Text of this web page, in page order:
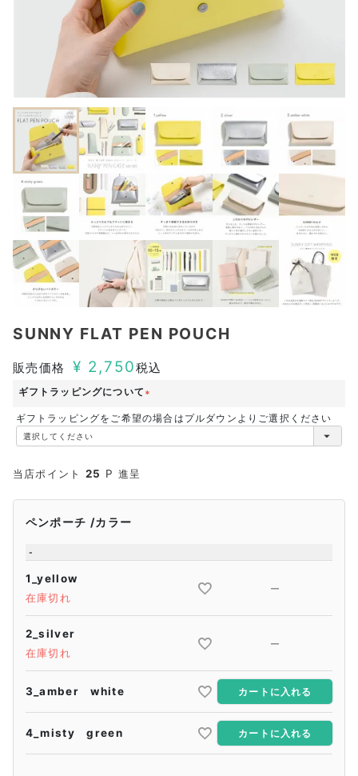
SUNNY FLAT PEN POUCH
販売価格 ¥ 2,750税込
ギフトラッピングについて
必
須
ギフトラッピングをご希望の場合はプルダウンよりご選択ください
当店ポイント 25 P 進呈
ペンポーチ カラー
-
1_yellow
在庫切れ
—
2_silver
在庫切れ
—
3_amber white カートに入れる
4_misty green カートに入れる